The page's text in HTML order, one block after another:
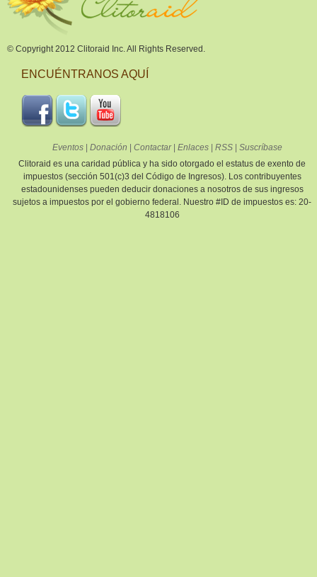
© Copyright 2012 Clitoraid Inc. All Rights Reserved.
ENCUÉNTRANOS AQUÍ
Eventos Donación Contactar| Enlaces RSS
Suscríbase
Clitoraid es una caridad pública y ha sido otorgado el estatus de exento de
impuestos (sección 501(c)3 del Código de Ingresos). Los contribuyentes
estadounidenses pueden deducir donaciones a nosotros de sus ingresos
sujetos a impuestos por el gobierno federal. Nuestro #ID de impuestos es: 20-
4818106